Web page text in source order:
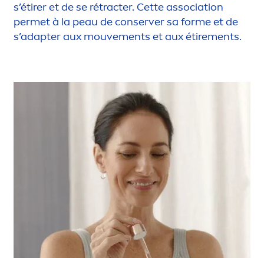
s’étirer et de se rétracter. Cette association
permet à la peau de conserver sa forme et de
s’adapter aux mouvements et aux étirements.